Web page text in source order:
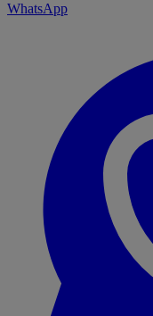
WhatsApp